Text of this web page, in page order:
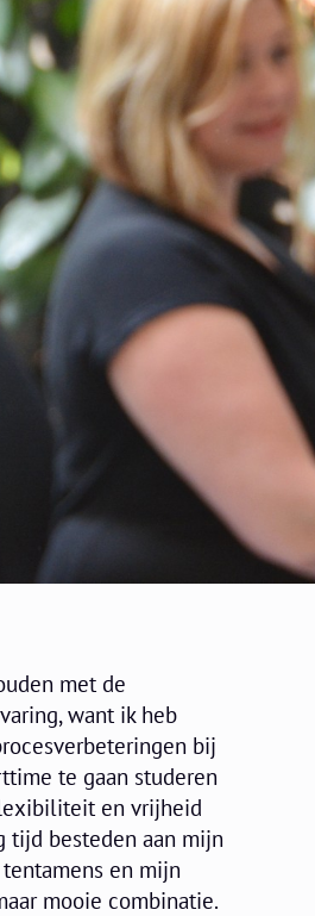
met de
want ik heb
bij
te gaan studeren
en vrijheid
tijd besteden aan mijn
en mijn
mooie combinatie.